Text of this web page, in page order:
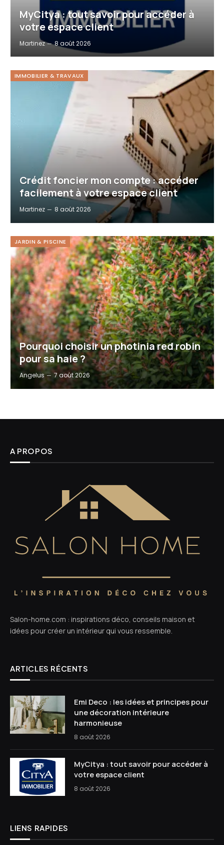
MyCitya : tout savoir pour accéder à
votre espace client
Martinez 8 août 2026
IMMOBILIER & TRAVAUX
Crédit foncier mon compte : accéder
facilement à votre espace client
Martinez 8 août 2026
JARDIN & PISCINE
Pourquoi choisir un photinia red robin
pour sa haie ?
Angelus 7 août 2026
A PROPOS
Salon-home.com : inspirations déco, conseils maison et
idées pour créer un intérieur qui vous ressemble.
ARTICLES RÉCENTS
Emi Deco : les idées et principes pour
une décoration intérieure
harmonieuse
8 août 2026
MyCitya : tout savoir pour accéder à
votre espace client
8 août 2026
LIENS RAPIDES